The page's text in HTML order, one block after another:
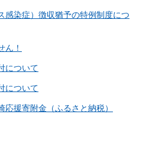
感染症）徴収猶予の特例制度につ
ん！
について
について
応援寄附金（ふるさと納税）